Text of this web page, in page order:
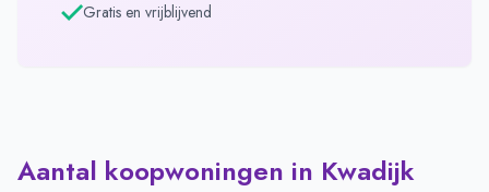
Gratis en vrijblijvend
Aantal koopwoningen in Kwadijk